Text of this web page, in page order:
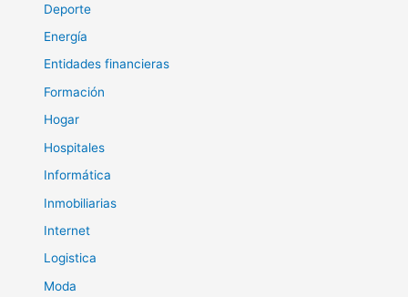
Deporte
Energía
Entidades financieras
Formación
Hogar
Hospitales
Informática
Inmobiliarias
Internet
Logistica
Moda